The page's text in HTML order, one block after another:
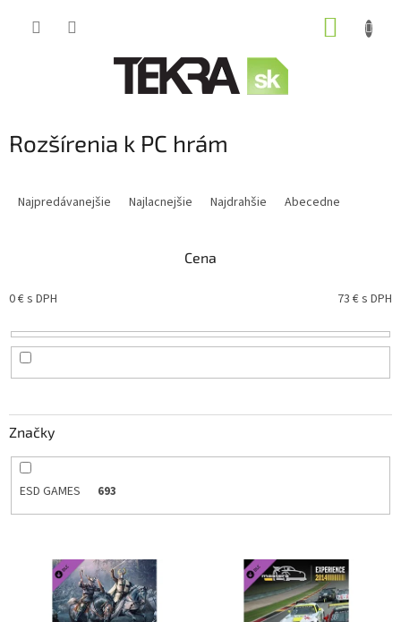
Rozšírenia k PC hrám
e
r
d
k
t
o
Najpredávanejšie Najlacnejšie Najdrahšie Abecedne
Cena
0€ s DPH 73 € s DPH
Značky
ESD GAMES 693